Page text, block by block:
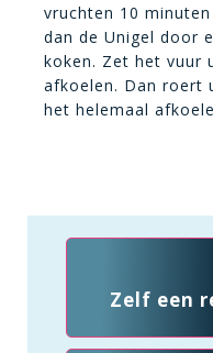
vruchten 10
dan de Unigel door
koken. Zet het vuur
afkoelen. Dan roert
het helemaal
Zelf een